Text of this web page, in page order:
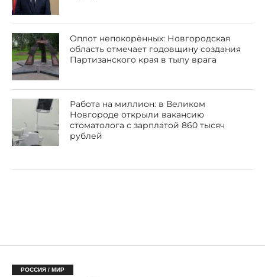
Оплот непокорённых: Новгородская
область отмечает годовщину создания
Партизанского края в тылу врага
Работа на миллион: в Великом
Новгороде открыли вакансию
стоматолога с зарплатой 860 тысяч
рублей
РОССИЯ / МИР